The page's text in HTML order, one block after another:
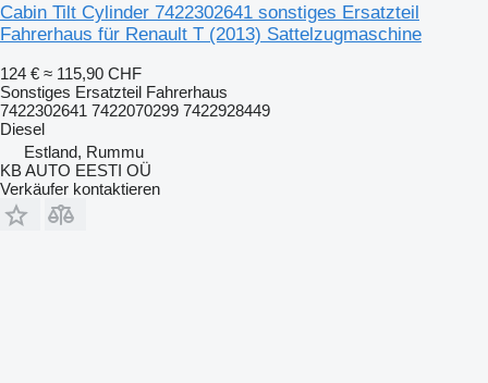
Cabin Tilt Cylinder 7422302641 sonstiges Ersatzteil
Fahrerhaus für Renault T (2013) Sattelzugmaschine
124 € ≈ 115,90 CHF
Sonstiges Ersatzteil Fahrerhaus
7422302641 7422070299 7422928449
Diesel
Estland, Rummu
KB AUTO EESTI OÜ
Verkäufer kontaktieren